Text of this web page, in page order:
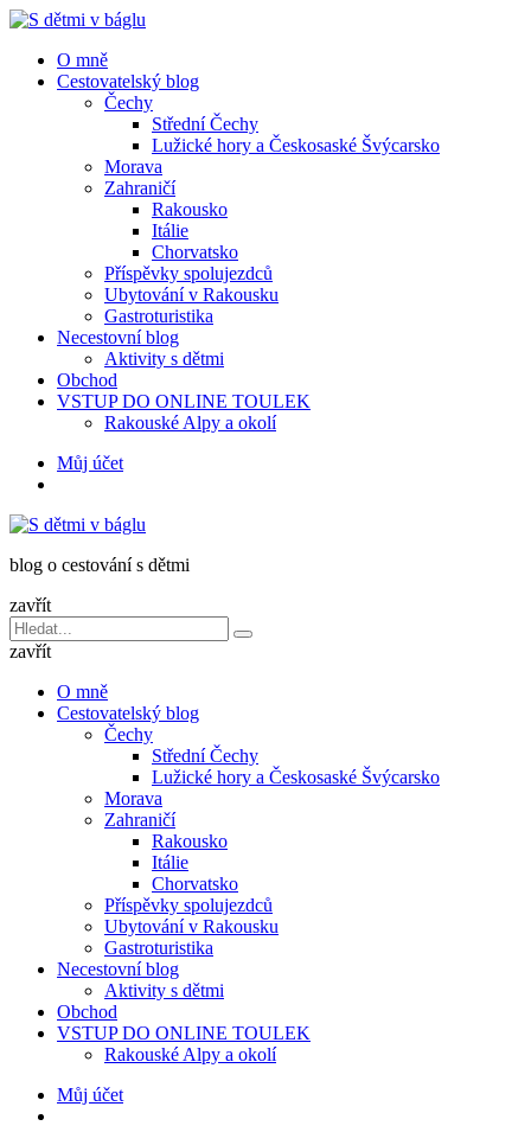
Menu
Menu
O mně
Cestovatelský blog
Čechy
Střední Čechy
Lužické hory a Českosaské Švýcarsko
Morava
Zahraničí
Rakousko
Itálie
Chorvatsko
Příspěvky spolujezdců
Ubytování v Rakousku
Gastroturistika
Necestovní blog
Aktivity s dětmi
Obchod
VSTUP DO ONLINE TOULEK
Rakouské Alpy a okolí
HledatMůj účet
v
blog o cestování s dětmi
zavřít
Vyhledávání
pro:
Hledat
zavřít
O mně
Cestovatelský blog
Čechy
Střední Čechy
Lužické hory a Českosaské Švýcarsko
Morava
Zahraničí
Rakousko
Itálie
Chorvatsko
Příspěvky spolujezdců
Ubytování v Rakousku
Gastroturistika
Necestovní blog
Aktivity s dětmi
Obchod
VSTUP DO ONLINE TOULEK
Rakouské Alpy a okolí
Můj účet